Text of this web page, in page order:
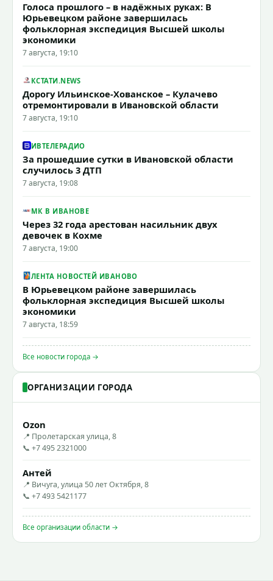
Голоса прошлого – в надёжных руках: В
Юрьевецком районе завершилась
фольклорная экспедиция Высшей школы
экономики
7 августа, 19:10
КСТАТИ.NEWS
Дорогу Ильинское-Хованское – Кулачево
отремонтировали в Ивановской области
7 августа, 19:10
ИВТЕЛЕРАДИО
За прошедшие сутки в Ивановской области
случилось 3 ДТП
7 августа, 19:08
МК В ИВАНОВЕ
Через 32 года арестован насильник двух
девочек в Кохме
7 августа, 19:00
ЛЕНТА НОВОСТЕЙ ИВАНОВО
В Юрьевецком районе завершилась
фольклорная экспедиция Высшей школы
экономики
7 августа, 18:59
Все новости города →
ОРГАНИЗАЦИИ ГОРОДА
Ozon
📍 Пролетарская улица, 8
📞 +7 495 2321000
Антей
📍 Вичуга, улица 50 лет Октября, 8
📞 +7 493 5421177
Все организации области →